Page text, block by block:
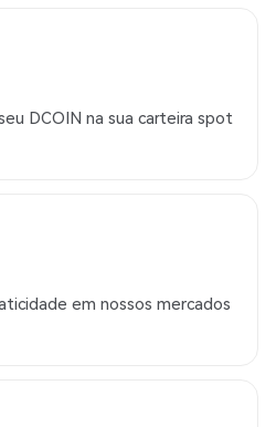
DCOIN na sua carteira spot
em nossos mercados